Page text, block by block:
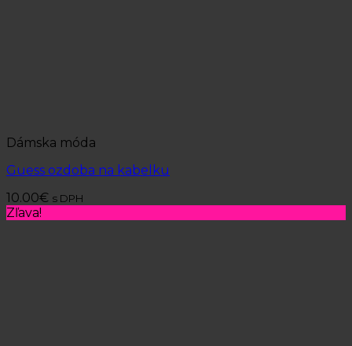
Dámska móda
Guess ozdoba na kabelku
10.00€ s DPH
Zľava!